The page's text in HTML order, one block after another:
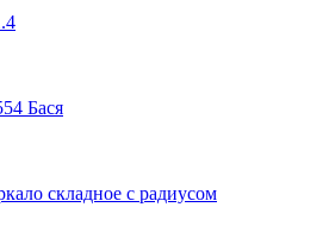
Бася
складное с радиусом